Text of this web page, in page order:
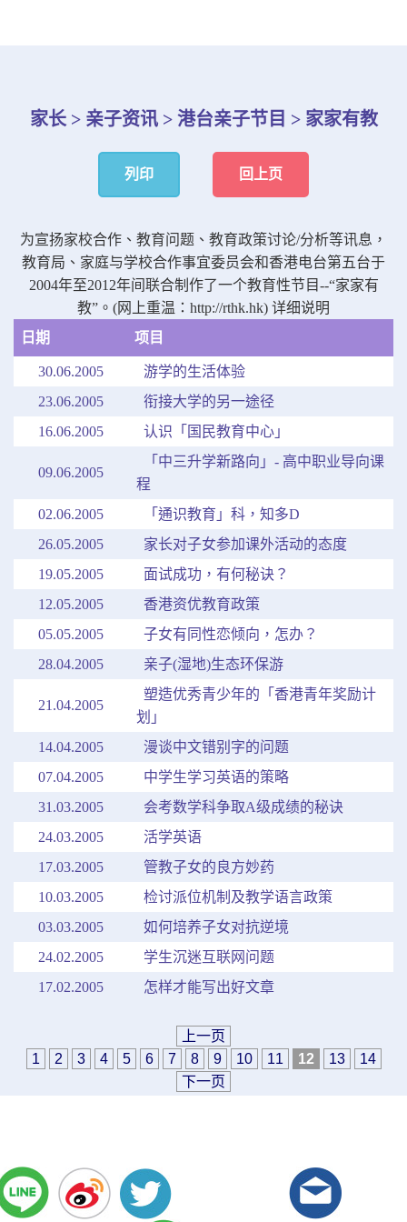
家长 > 亲子资讯 > 港台亲子节目 > 家家有教
列印 回上页
为宣扬家校合作、教育问题、教育政策讨论/分析等讯息，
教育局、家庭与学校合作事宜委员会和香港电台第五台于
2004年至2012年间联合制作了一个教育性节目--“家家有
教”。(网上重温： http://rthk.hk) 详细说明
日期
项目
30.06.2005
游学的生活体验
23.06.2005
衔接大学的另一途径
16.06.2005
认识「国民教育中心」
09.06.2005
「中三升学新路向」- 高中职业导向课
程
02.06.2005
「通识教育」科，知多D
26.05.2005
家长对子女参加课外活动的态度
19.05.2005
面试成功，有何秘诀？
12.05.2005
香港资优教育政策
05.05.2005
子女有同性恋倾向，怎办？
28.04.2005
亲子(湿地)生态环保游
21.04.2005
塑造优秀青少年的「香港青年奖励计
划」
14.04.2005
漫谈中文错别字的问题
07.04.2005
中学生学习英语的策略
31.03.2005
会考数学科争取A级成绩的秘诀
24.03.2005
活学英语
17.03.2005
管教子女的良方妙药
10.03.2005
检讨派位机制及教学语言政策
03.03.2005
如何培养子女对抗逆境
24.02.2005
学生沉迷互联网问题
17.02.2005
怎样才能写出好文章
上一页
1
2 3 4 5 6 7 8 9 10 11 12 13
14
下一页